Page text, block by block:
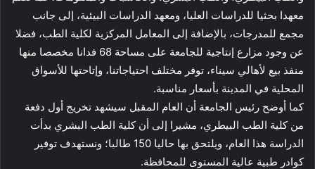
معهدا بحثيا للدراسات العليا، ومعهد الدراسات البيئية، إلى جانب
مجمع للمدرجات، بالإضافة إلى المعامل المركزية لكلية الطب، فضلا
عن وجود مزارع إنتاجية للجامعة على مساحة 68 فدانا مخصصا منها
منفذ بيع لأهالي سيناء، توفر مختلف احتياجاتنا، وإتاحتها للأسواق
المحلية في المدينة بأسعار مناسبة.
كما أوضح رئيس الجامعة أن العام المقبل سيشهد تخريج أول دفعة
من كلية الطب البيطري، مشيرا إلى أن كلية الطب البشري بدأت
الدراسة هذا العام، ويلتحق بها حاليا 150 طالبا؛ ونستهدف توفير
كوادر طبية عالية المستوى للمحافظة.